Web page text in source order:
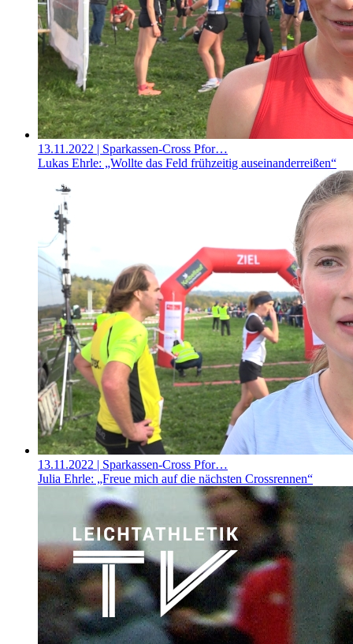
13.11.2022 | Sparkassen-Cross Pfor…
Lukas Ehrle: „Wollte das Feld frühzeitig auseinanderreißen“
13.11.2022 | Sparkassen-Cross Pfor…
Julia Ehrle: „Freue mich auf die nächsten Crossrennen“